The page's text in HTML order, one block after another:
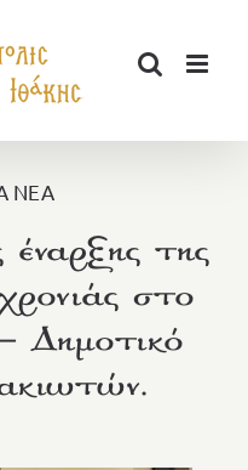
ΝΕΑ
της
στο
Δημοτικό